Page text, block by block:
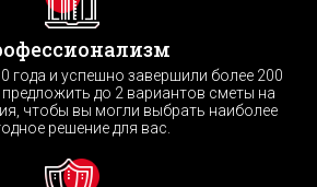
года и успешно завершили более 200
до 2 вариантов сметы на
чтобы вы могли выбрать наиболее
решение для вас.